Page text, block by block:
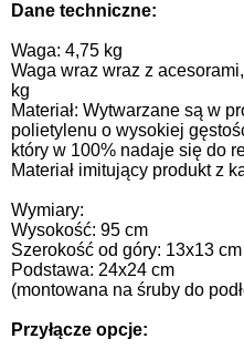
Dane techniczne:
Waga: 4,75 kg
Waga wraz wraz z
kg
Materiał: Wytwarzane są w
polietylenu o wysokiej
który w 100% nadaje się do
Materiał imitujący produkt z
Wymiary:
Wysokość: 95 cm
Szerokość od góry: 13x13 cm
Podstawa: 24x24 cm
(montowana na śruby do
Przyłącze opcje: